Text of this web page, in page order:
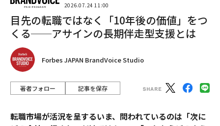
2026.07.24 11:00
目先の転職ではなく「10年後の価値」をつ
くる──アサインの長期伴走型支援とは
Forbes JAPAN BrandVoice Studio
著者フォロー 記事を保存
転職市場が活況を呈するいま、問われているのは「次に